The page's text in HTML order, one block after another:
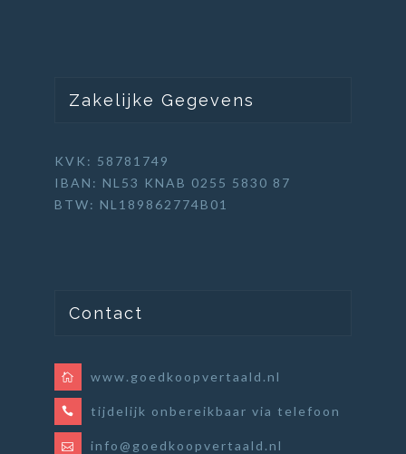
Zakelijke Gegevens
KVK: 58781749
IBAN: NL53 KNAB 0255 5830 87
BTW: NL189862774B01
Contact
www.goedkoopvertaald.nl
tijdelijk onbereikbaar via telefoon
info@goedkoopvertaald.nl